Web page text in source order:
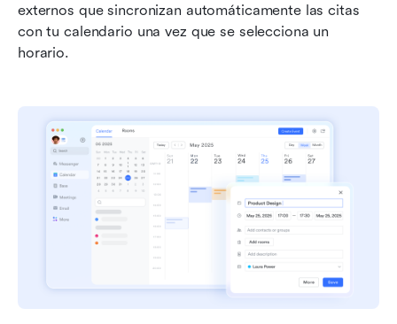
externos que sincronizan automáticamente las citas
con tu calendario una vez que se selecciona un
horario.